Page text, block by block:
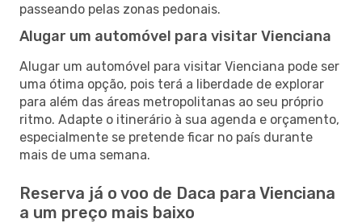
passeando pelas zonas pedonais.
Alugar um automóvel para visitar Vienciana
Alugar um automóvel para visitar Vienciana pode ser
uma ótima opção, pois terá a liberdade de explorar
para além das áreas metropolitanas ao seu próprio
ritmo. Adapte o itinerário à sua agenda e orçamento,
especialmente se pretende ficar no país durante
mais de uma semana.
Reserva já o voo de Daca para Vienciana
a um preço mais baixo